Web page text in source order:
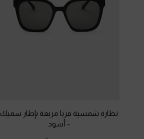
نظارة شمسية فريا مربعة بإطار سميك
- أسود